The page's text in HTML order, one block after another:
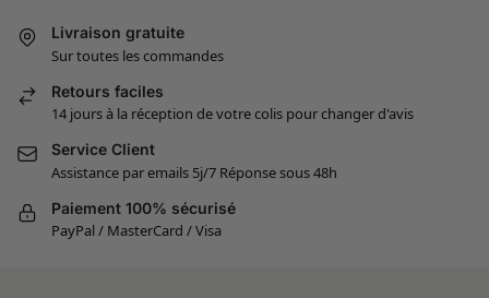
Livraison gratuite
Sur toutes les commandes
Retours faciles
14 jours à la réception de votre colis pour changer d'avis
Service Client
Assistance par emails 5j/7 Réponse sous 48h
Paiement 100% sécurisé
PayPal / MasterCard / Visa